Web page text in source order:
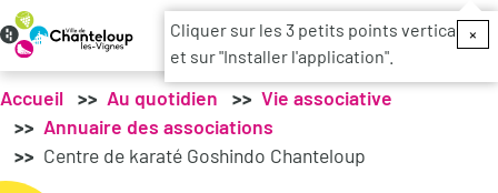
Menu
Accueil Au quotidien
Vie associative
Annuaire des associations
Centre de karaté Goshindo Chanteloup
×
Cliquer sur les 3 petits points verticaux
et sur "Installer l'application".